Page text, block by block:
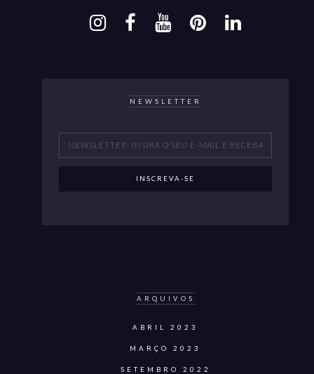
NEWSLETTER
ARQUIVOS
ABRIL 2023
MARÇO 2023
SETEMBRO 2022